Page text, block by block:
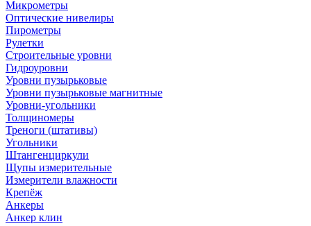
Микрометры
Оптические нивелиры
Пирометры
Рулетки
Строительные уровни
Гидроуровни
Уровни пузырьковые
Уровни пузырьковые магнитные
Уровни-угольники
Толщиномеры
Треноги (штативы)
Угольники
Штангенциркули
Щупы измерительные
Измерители влажности
Крепёж
Анкеры
Анкер клин